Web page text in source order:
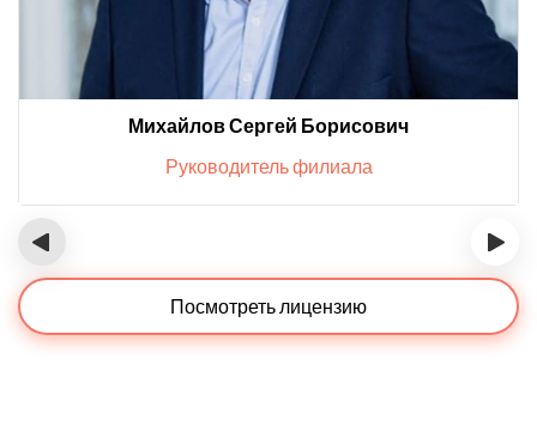
Михайлов Сергей Борисович
Руководитель филиала
‹ ›
Посмотреть лицензию